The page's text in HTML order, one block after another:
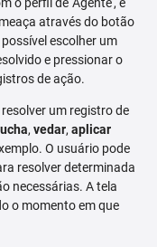
através do botão
escolher um
e pressionar o
de ação.
um registro de
, vedar, aplicar
O usuário pode
resolver determinada
necessárias. A tela
o momento em que